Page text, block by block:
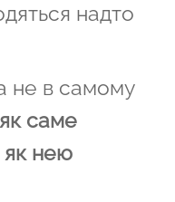
надто
не в самому
як саме
як нею